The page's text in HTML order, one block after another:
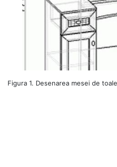
Figura 1. Desenarea mesei de